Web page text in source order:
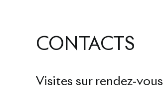
CONTACTS
Visites sur rendez-vous